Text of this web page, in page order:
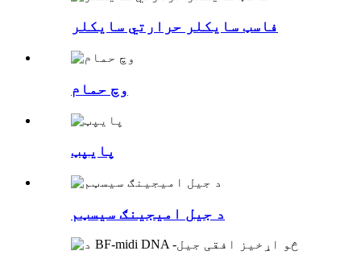
فاسټ سایکلر حرارتي سایکلر
وچ حمام
پایپټ
د جیل امیجینګ سیسټم